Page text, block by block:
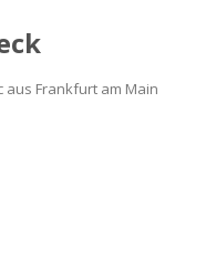
aus Frankfurt am Main